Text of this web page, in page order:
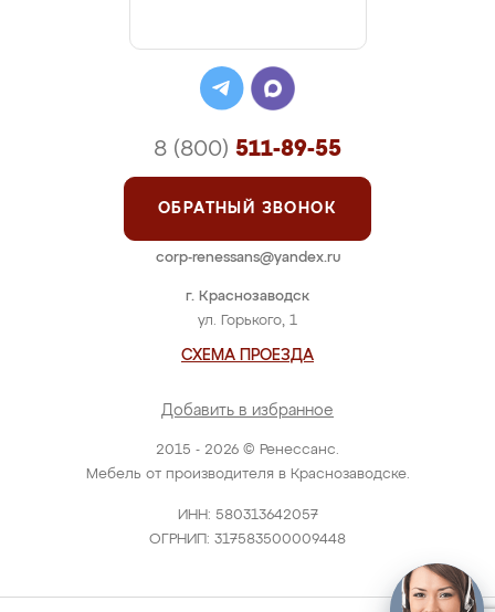
2015 - 2026 © Ренессанс.
Мебель от производителя в Краснозаводске.
ИНН: 580313642057
ОГРНИП: 317583500009448
г. Краснозаводск
ул. Горького, 1
СХЕМА ПРОЕЗДА
Добавить в избранное
8 (800) 511-89-55
ОБРАТНЫЙ ЗВОНОК
corp-renessans@yandex.ru